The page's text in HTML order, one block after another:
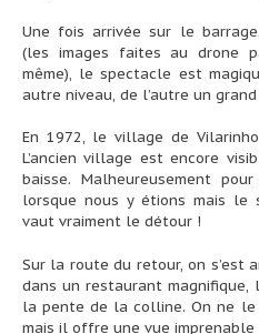
Une fois arrivée sur le
(les images faites au drone
même), le spectacle est
autre niveau, de l’autre un grand
En 1972, le village de
L’ancien village est encore
baisse. Malheureusement
lorsque nous y étions mais le
vaut vraiment le détour !
Sur la route du retour, on s’est
dans un restaurant magnifique,
la pente de la colline. On ne
mais il offre une vue